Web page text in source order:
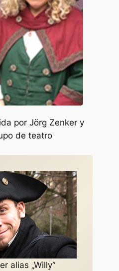
por Jörg Zenker y
de teatro
alias „Willy“